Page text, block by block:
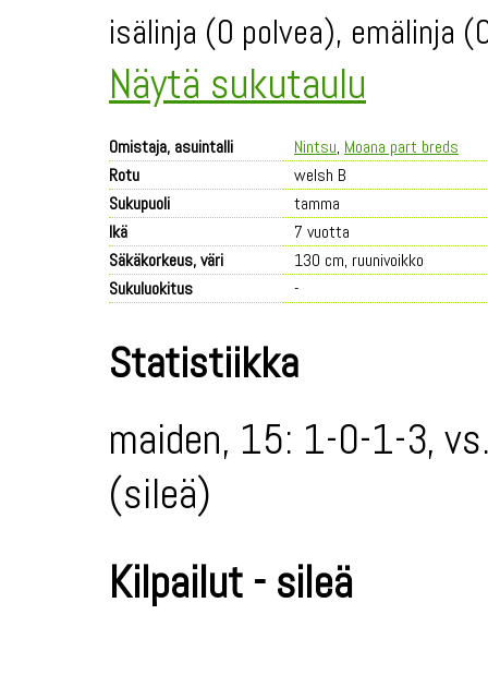
isälinja (0 polvea), emälinja
Näytä sukutaulu
Omistaja, asuintalli Nintsu, Moana part breds
Rotu
welsh B
Sukupuoli
tamma
Ikä
7 vuotta
Säkäkorkeus, väri
130 cm, ruunivoikko
Sukuluokitus
-
Statistiikka
maiden, 15: 1-0-1-3,
(sileä)
Kilpailut - sileä